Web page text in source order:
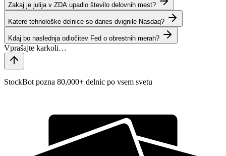
Zakaj je julija v ZDA upadlo število delovnih mest?
Katere tehnološke delnice so danes dvignile Nasdaq?
Kdaj bo naslednja odločitev Fed o obrestnih merah?
StockBot pozna 80,000+ delnic po vsem svetu